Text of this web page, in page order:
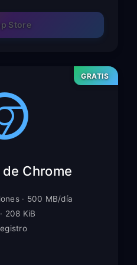
Store
GRATIS
Chrome
· 500 MB/día
208 KiB